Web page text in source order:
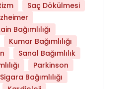
Yaşlanmayı
Saç Dökülmesi
Bağımlılığı
Kumar Bağımlılığı
Sanal Bağımlılık
Parkinson
Sigara Bağımlılığı